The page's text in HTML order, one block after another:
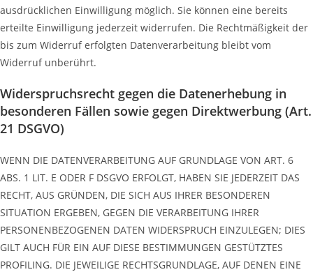
ausdrücklichen Einwilligung möglich. Sie können eine bereits
erteilte Einwilligung jederzeit widerrufen. Die Rechtmäßigkeit der
bis zum Widerruf erfolgten Datenverarbeitung bleibt vom
Widerruf unberührt.
Widerspruchsrecht gegen die Datenerhebung in
besonderen Fällen sowie gegen Direktwerbung (Art.
21 DSGVO)
WENN DIE DATENVERARBEITUNG AUF GRUNDLAGE VON ART. 6
ABS. 1 LIT. E ODER F DSGVO ERFOLGT, HABEN SIE JEDERZEIT DAS
RECHT, AUS GRÜNDEN, DIE SICH AUS IHRER BESONDEREN
SITUATION ERGEBEN, GEGEN DIE VERARBEITUNG IHRER
PERSONENBEZOGENEN DATEN WIDERSPRUCH EINZULEGEN; DIES
GILT AUCH FÜR EIN AUF DIESE BESTIMMUNGEN GESTÜTZTES
PROFILING. DIE JEWEILIGE RECHTSGRUNDLAGE, AUF DENEN EINE